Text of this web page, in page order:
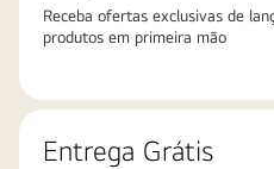
Receba ofertas exclusivas de
produtos em primeira mão
Entrega Grátis